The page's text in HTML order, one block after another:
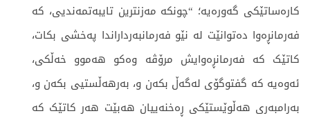
کارەساتێکی گەورەیە؛ “چونکە مەزنترین تایبەتمەندیی، کە
فەرمانڕەوا دەتوانێت لە نێو فەرمانبەرداراندا پەخشی بکات،
کاتێک کە فەرمانڕەوایش مرۆڤە وەکو هەموو خەڵکی،
ئەوەیە کە گفتوگۆی لەگەڵ بکەن و، بەرهەڵستیی بکەن و،
بەرامبەری هەڵوێستێکی ڕەخنەییان هەبێت هەر کاتێک کە